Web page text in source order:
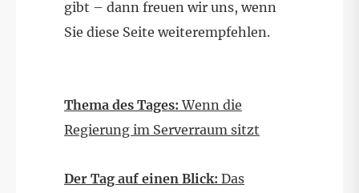
gibt – dann freuen wir uns, wenn
Sie diese Seite weiterempfehlen.
Thema des Tages: Wenn die
Regierung im Serverraum sitzt
Der Tag auf einen Blick: Das